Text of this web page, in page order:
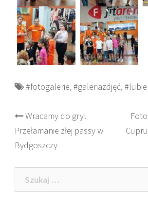
#fotogalerie, #galeriazdjęć,
Post
navigation
Wracamy do gry!
Przełamanie złej passy w
Bydgoszczy
Szukaj: